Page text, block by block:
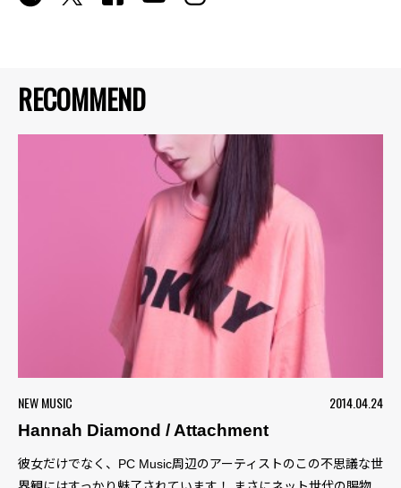
RECOMMEND
NEW MUSIC
2014.04.24
Hannah Diamond / Attachment
彼女だけでなく、PC Music周辺のアーティストのこの不思議な世